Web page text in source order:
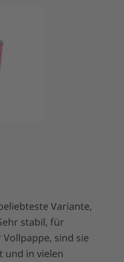
Variante,
stabil, für
sind sie
und in vielen